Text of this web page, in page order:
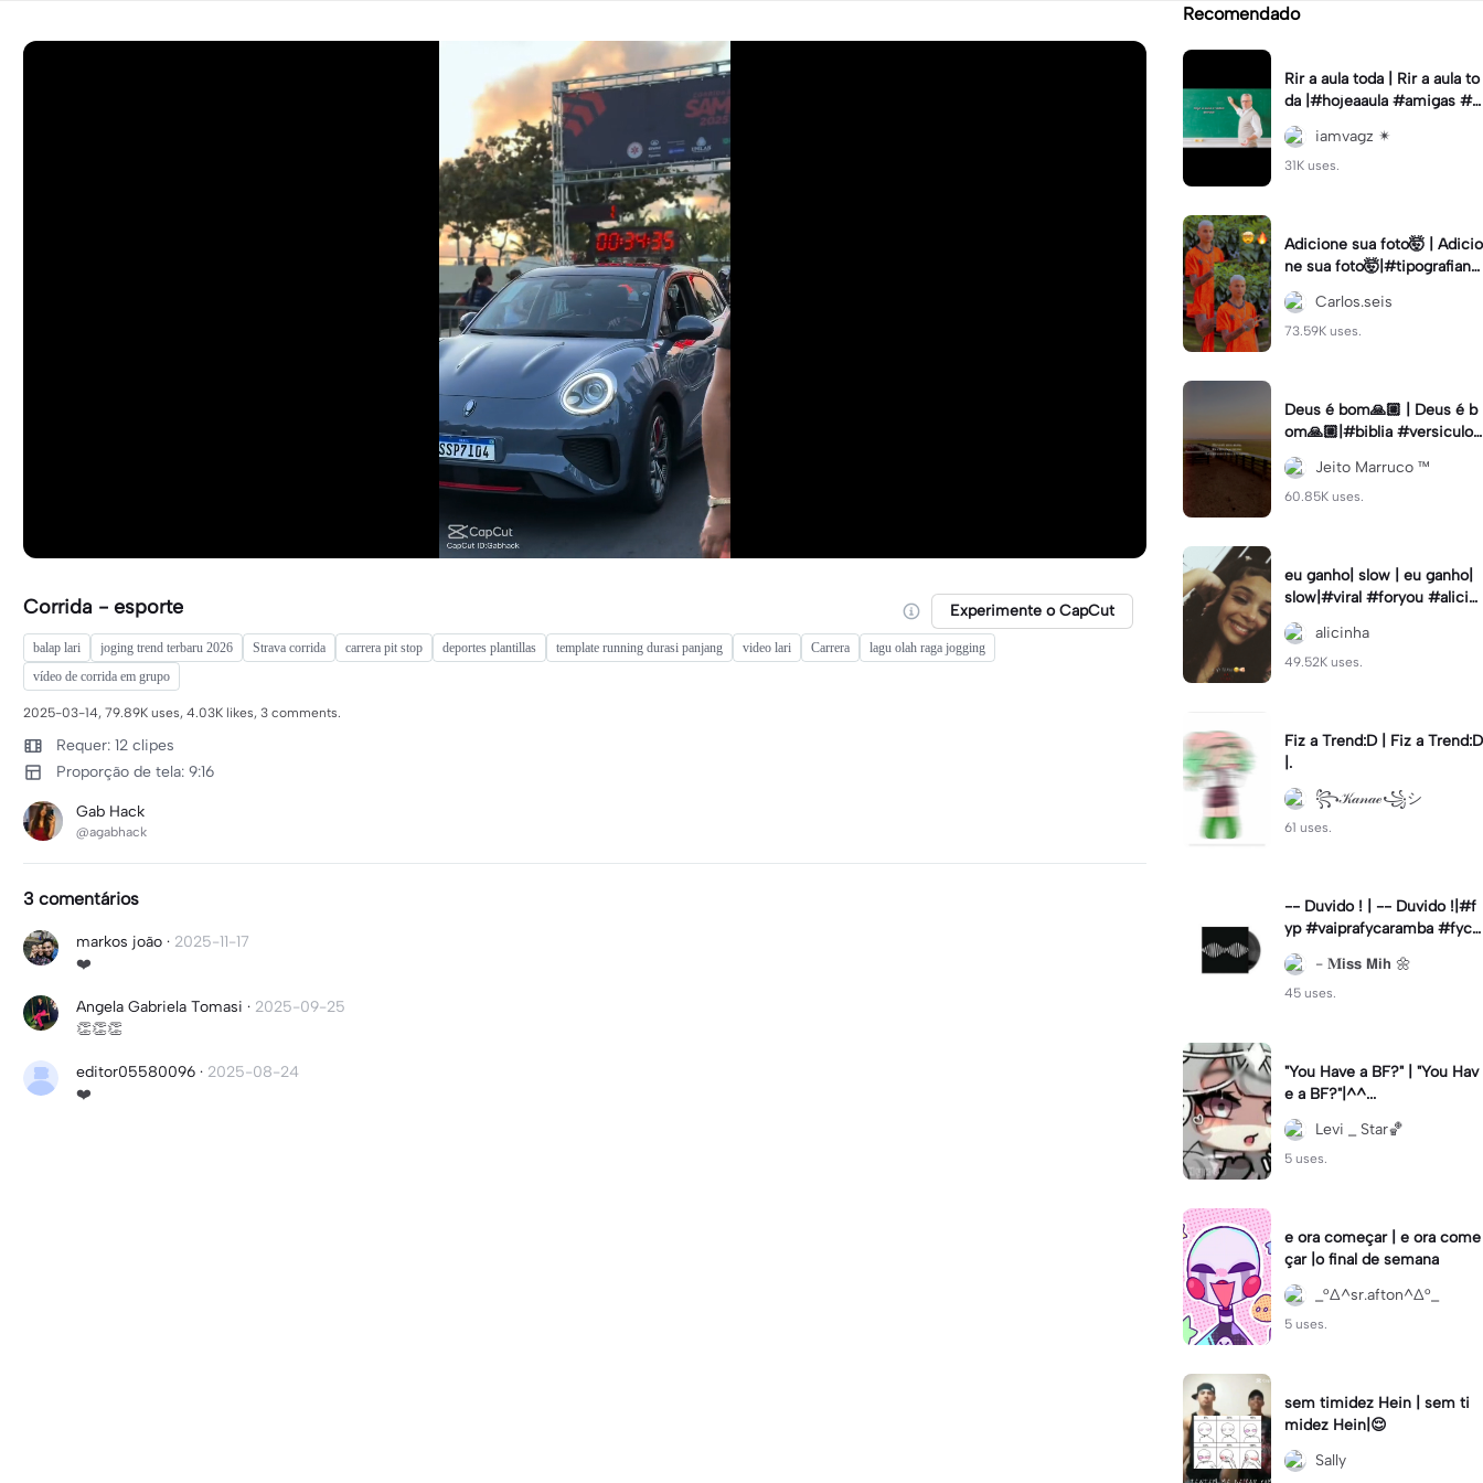
Corrida - esporte Experimente o CapCut
balap lari joging trend terbaru 2026 Strava corrida carrera pit stop deportes plantillas template running durasi panjang video lari Carrera
lagu olah raga jogging
vídeo de corrida em grupo
2025-03-14, 79.89K uses, 4.03K likes, 3 comments.
Requer: 12 clipes
Proporção de tela: 9:16
Gab Hack
@agabhack
3 comentários
markos joão · 2025-11-17
❤️
Angela Gabriela Tomasi · 2025-09-25
👏👏👏
editor05580096 · 2025-08-24
❤️
Recomendado
Rir a aula toda | Rir a aula to
da |#hojeaaula #amigas #tr
endtikitok #melhoresamiga
s
iamvagz ✴︎
31K uses.
Adicione sua foto🤯 | Adicio
ne sua foto🤯|#tipografiano
va #status #tipografia
Carlos.seis
73.59K uses.
Deus é bom🙏🏼 | Deus é b
om🙏🏼|#biblia #versiculo
#cristao #agro #tipografia
#fy #fypJeito Marruco ™️
60.85K uses.
eu ganho| slow | eu ganho|
slow|#viral #foryou #alicin
ha #cameralenta #slow
alicinha
49.52K uses.
Fiz a Trend:D | Fiz a Trend:D
|.
꧂𝒦𝒶𝓃𝒶ℯ꧁シ
61 uses.
-- Duvido ! | -- Duvido !|#f
yp #vaiprafycaramba #fyca
pcut #viral
- 𝐌𝗶𝘀𝘀 𝗠𝗶𝗵 🌼
45 uses.
"You Have a BF?" | "You Hav
e a BF?"|^^...
Levi _ Star🏀
5 uses.
e ora começar | e ora come
çar |o final de semana
_°∆^sr.afton^∆°_
5 uses.
sem timidez Hein | sem ti
midez Hein|😌
Sally